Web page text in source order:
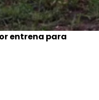
entrena para